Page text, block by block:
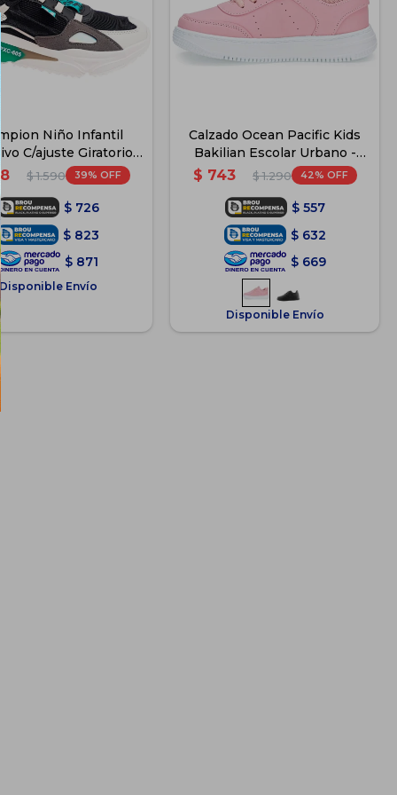
Niño Infantil
C/ajuste Giratorio -
Negro
$ 1.590 39
$ 726
$ 823
$ 871
Disponible Envío
Calzado Ocean Pacific Kids
Bakilian Escolar Urbano -
Rosa
$ 743 $ 1.290 42
$ 557
$ 632
$ 669
Disponible Envío